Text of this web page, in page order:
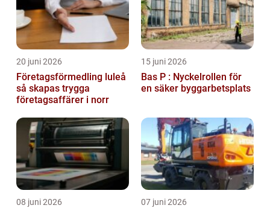
20 juni 2026
Företagsförmedling luleå
så skapas trygga
företagsaffärer i norr
15 juni 2026
Bas P : Nyckelrollen för
en säker byggarbetsplats
08 juni 2026 07 juni 2026